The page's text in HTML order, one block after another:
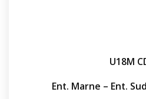
U18M
Ent. Marne – Ent.